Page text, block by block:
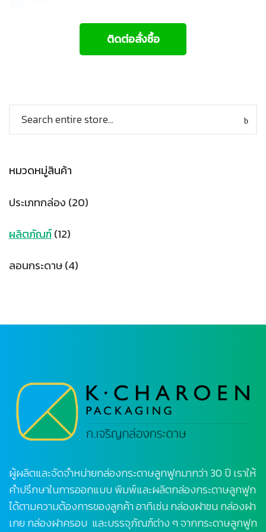
ติดต่อสั่งซื้อ
หมวดหมู่สินค้า
ประเภทกล่อง (20)
ผลิตภัณฑ์(12)
ลอนกระดาษ(4)
ผู้ผลิตและจัดจำหน่ายกล่องกระดาษลูกฟูกมากว่า 30 ปี เราให้
คำปรึกษาในการออกแบบ พิมพ์และผลิตกล่องกระดาษลูกฟูก
ได้ตามความต้องการของลูกค้า อาทิเช่น กล่องฝาชน กล่องฝา
เกย กล่องฝาครอบ และบรรจุภัณฑ์ต่าง ๆ จากกระดาษลูกฟูก